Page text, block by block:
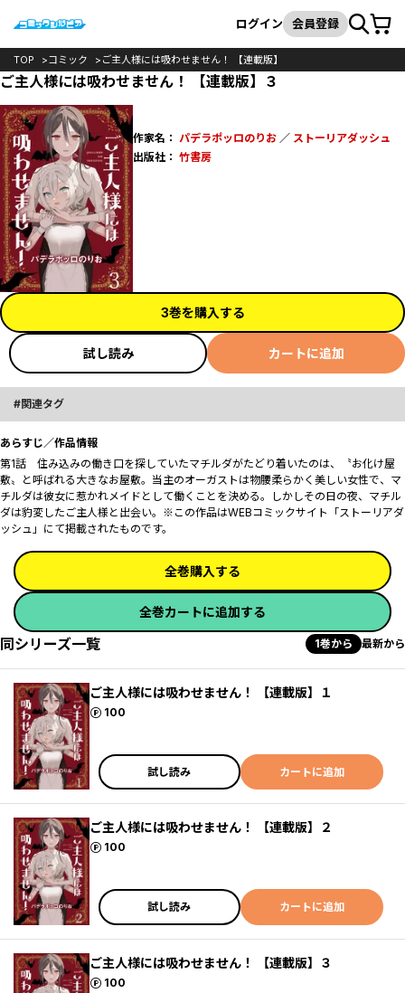
検索
ログイン 会員登録カート
TOP コミック ご主人様には吸わせません！ 【連載版】
ご主人様には吸わせません！ 【連載版】３
作家名： パデラポッロのりお／ ストーリアダッシュ
出版社： 竹書房
3巻を購入する
試し読み カートに追加
関連タグ
あらすじ／作品情報
第1話 住み込みの働き口を探していたマチルダがたどり着いたのは、〝お化け屋
敷〟と呼ばれる大きなお屋敷。当主のオーガストは物腰柔らかく美しい女性で、マ
チルダは彼女に惹かれメイドとして働くことを決める。しかしその日の夜、マチル
ダは豹変したご主人様と出会い――。※この作品はWEBコミックサイト「ストーリアダ
ッシュ」にて掲載されたものです。
全巻購入する
全巻カートに追加する
同シリーズ一覧 1巻から 最新から
ご主人様には吸わせません！ 【連載版】１
100
ポイント
試し読み カートに追加
ご主人様には吸わせません！ 【連載版】２
100
ポイント
試し読み カートに追加
ご主人様には吸わせません！ 【連載版】３
100
ポイント